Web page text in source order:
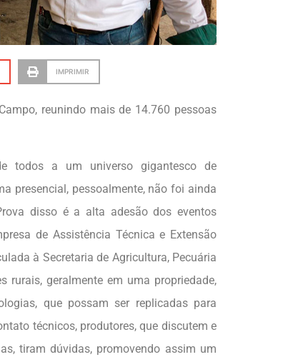
IMPRIMIR
reunindo mais de 14.760 pessoas
todos a um universo gigantesco de
presencial, pessoalmente, não foi ainda
disso é a alta adesão dos eventos
de Assistência Técnica e Extensão
à Secretaria de Agricultura, Pecuária
rurais, geralmente em uma propriedade,
que possam ser replicadas para
técnicos, produtores, que discutem e
tiram dúvidas, promovendo assim um